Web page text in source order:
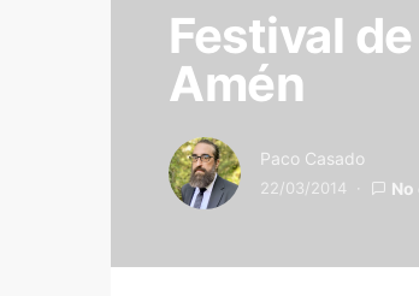
Festival
Amén
Paco Casado
22/03/2014